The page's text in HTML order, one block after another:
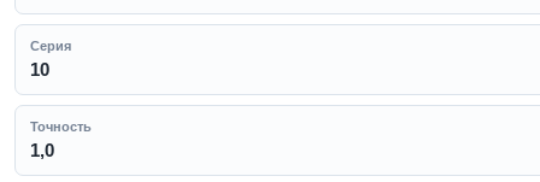
Серия
10
Точность
1,0